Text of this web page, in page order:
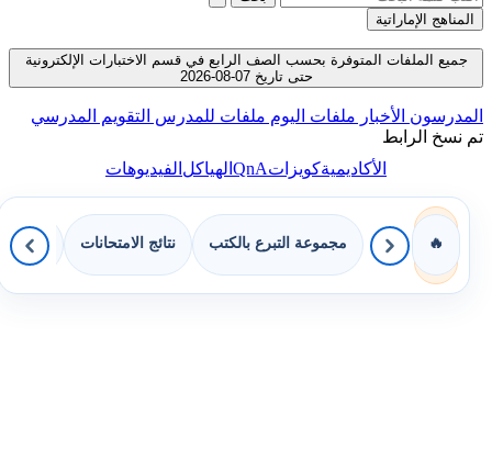
المناهج الإماراتية
جميع الملفات المتوفرة بحسب الصف الرابع في قسم الاختبارات الإلكترونية
حتى تاريخ 07-08-2026
المدرسون الأخبار ملفات اليوم ملفات للمدرس التقويم المدرسي
تم نسخ الرابط
الأكاديميةكويزاتQnAالهياكلالفيديوهات
🔥 مجموعة التبرع بالكتب نتائج الامتحانات